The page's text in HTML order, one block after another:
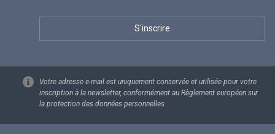
Votre adresse e-mail est uniquement conservée et utilisée pour votre
inscription à la newsletter, conformément au Règlement européen sur
la protection des données personnelles.